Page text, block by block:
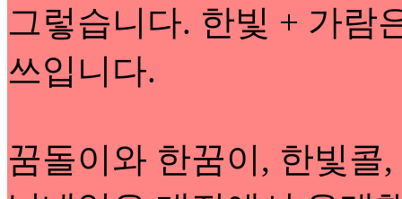
그렇습니다. 한빛 + 가람
쓰입니다.
꿈돌이와 한꿈이, 한빛